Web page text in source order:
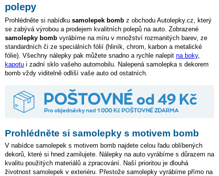
polepy
Prohlédněte si nabídku samolepek bomb z obchodu Autolepky.cz, který
se zabývá výrobou a prodejem kvalitních polepů na auto. Zobrazené
samolepky bomb vyrábíme na míru v množství rozmanitých barev, ze
standardních či ze speciálních fólií (hliník, chrom, karbon a metalické
fólie). Všechny nálepky pak můžete snadno a rychle nalepit na boky,
kapotu i zadní sklo vašeho automobilu. Nalepená samolepka s dekorem
bomb vždy viditelně odliší vaše auto od ostatních.
Prohlédněte si samolepky s motivem bomb
V nabídce samolepek s motivem bomb najdete celou řadu oblíbených
dekorů, které si hned zamilujete. Nálepky na auto vyrábíme s důrazem na
kvalitu použitých materiálů a zpracování. Naší prioritou je dlouhá
životnost samolepek v exteriéru. Přestože samolepky vyrábíme přímo na